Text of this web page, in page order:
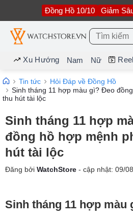
nội
dung
Đồng Hồ 10/10 Giảm
Tìm
kiếm:
Xu Hướng Nam Nữ
Tin tức
Hỏi Đáp về Đồng Hồ
Sinh tháng 11 hợp màu gì? Đeo
thu hút tài lộc
Sinh tháng 11 hợp
đồng hồ hợp mệnh
hút tài lộc
Đăng bởi WatchStore - cập nhật: 09/
Sinh tháng 11 hợp màu